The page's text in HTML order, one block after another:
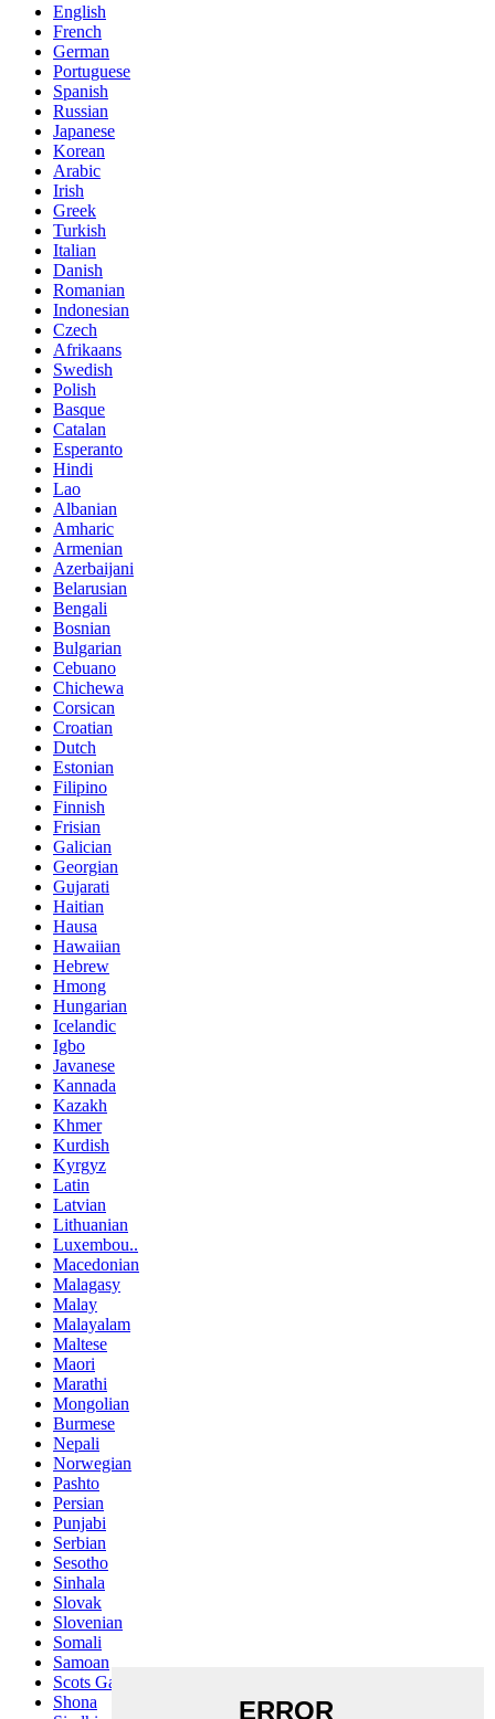
English
French
German
Portuguese
Spanish
Russian
Japanese
Korean
Arabic
Irish
Greek
Turkish
Italian
Danish
Romanian
Indonesian
Czech
Afrikaans
Swedish
Polish
Basque
Catalan
Esperanto
Hindi
Lao
Albanian
Amharic
Armenian
Azerbaijani
Belarusian
Bengali
Bosnian
Bulgarian
Cebuano
Chichewa
Corsican
Croatian
Dutch
Estonian
Filipino
Finnish
Frisian
Galician
Georgian
Gujarati
Haitian
Hausa
Hawaiian
Hebrew
Hmong
Hungarian
Icelandic
Igbo
Javanese
Kannada
Kazakh
Khmer
Kurdish
Kyrgyz
Latin
Latvian
Lithuanian
Luxembou..
Macedonian
Malagasy
Malay
Malayalam
Maltese
Maori
Marathi
Mongolian
Burmese
Nepali
Norwegian
Pashto
Persian
Punjabi
Serbian
Sesotho
Sinhala
Slovak
Slovenian
Somali
Samoan
Scots Gaelic
Shona